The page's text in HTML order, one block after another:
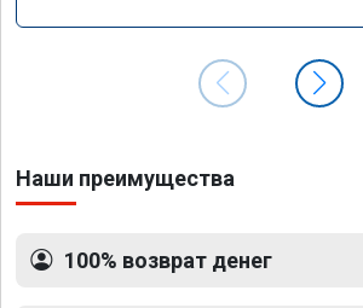
Наши преимущества
100% возврат денег